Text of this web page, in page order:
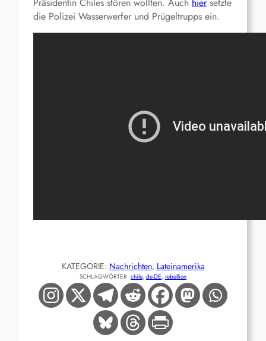
Präsidentin Chiles stören wollten. Auch hiersetzte
die Polizei Wasserwerfer und Prügeltrupps ein.
KATEGORIE: Nachrichten, Lateinamerika
SCHLAGWÖRTER: chile, de-DE, rebellion